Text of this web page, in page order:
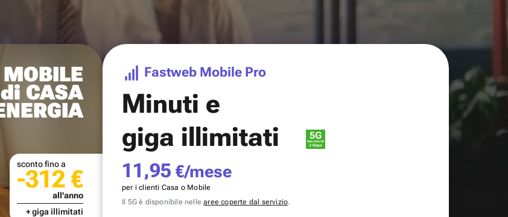
MOBILE
CASA
sconto fino a
-312 €
all'anno
+ giga illimitati
Fastweb Mobile Pro
Minuti e
giga illimitati
11,95 €/mese
per i clienti Casa o Mobile
Il 5G è disponibile nellearee coperte dal servizio.